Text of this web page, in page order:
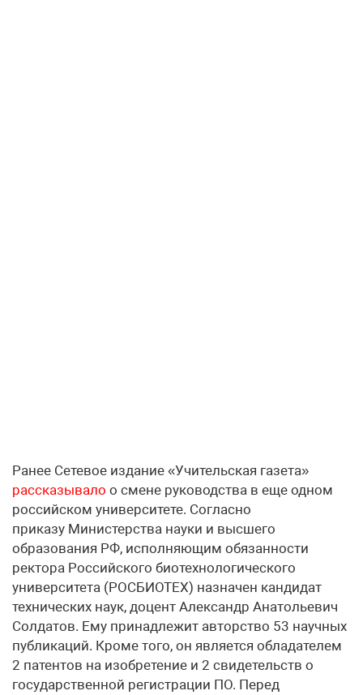
Ранее Сетевое издание «Учительская газета»
рассказывало о смене руководства в еще одном
российском университете. Согласно
приказу Министерства науки и высшего
образования РФ, исполняющим обязанности
ректора Российского биотехнологического
университета (РОСБИОТЕХ) назначен кандидат
технических наук, доцент Александр Анатольевич
Солдатов. Ему принадлежит авторство 53 научных
публикаций. Кроме того, он является обладателем
2 патентов на изобретение и 2 свидетельств о
государственной регистрации ПО. Перед